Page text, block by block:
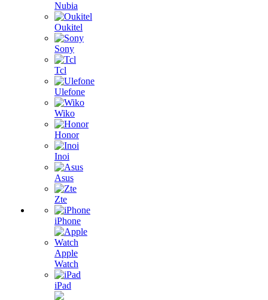
Nubia
Oukitel
Sony
Tcl
Ulefone
Wiko
Honor
Inoi
Asus
Zte
iPhone
Apple
Watch
iPad